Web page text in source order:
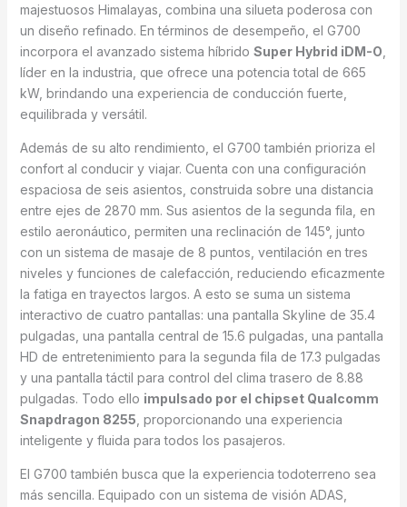
majestuosos Himalayas, combina una silueta poderosa con
un diseño refinado. En términos de desempeño, el G700
incorpora el avanzado sistema híbrido Super Hybrid iDM-O
líder en la industria, que ofrece una potencia total de 665
kW, brindando una experiencia de conducción fuerte,
equilibrada y versátil.
Además de su alto rendimiento, el G700 también prioriza el
confort al conducir y viajar. Cuenta con una configuración
espaciosa de seis asientos, construida sobre una distancia
entre ejes de 2870 mm. Sus asientos de la segunda fila, en
estilo aeronáutico, permiten una reclinación de 145°, junto
con un sistema de masaje de 8 puntos, ventilación en tres
niveles y funciones de calefacción, reduciendo eficazmente
la fatiga en trayectos largos. A esto se suma un sistema
interactivo de cuatro pantallas: una pantalla Skyline de 35.4
pulgadas, una pantalla central de 15.6 pulgadas, una pantalla
HD de entretenimiento para la segunda fila de 17.3 pulgadas
y una pantalla táctil para control del clima trasero de 8.88
pulgadas. Todo ello impulsado por el chipset Qualcomm
Snapdragon 8255 , proporcionando una experiencia
inteligente y fluida para todos los pasajeros.
El G700 también busca que la experiencia todoterreno sea
más sencilla. Equipado con un sistema de visión ADAS,